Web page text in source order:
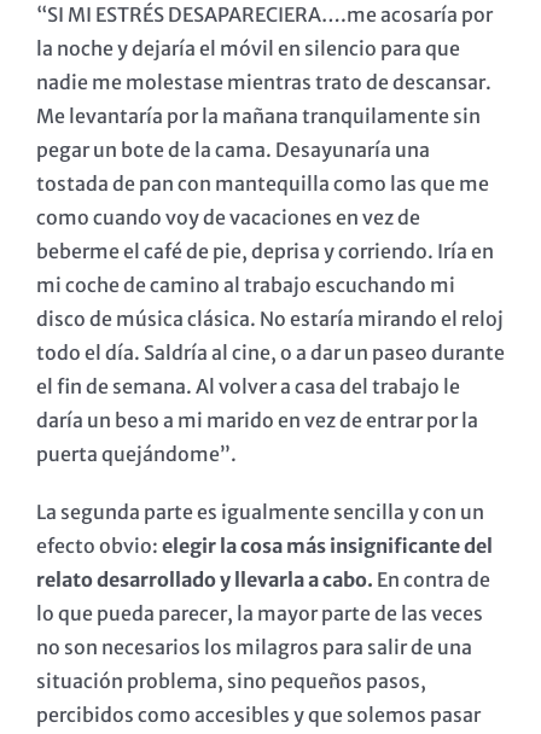
“SI MI ESTRÉS DESAPARECIERA….me acosaría por
la noche y dejaría el móvil en silencio para que
nadie me molestase mientras trato de descansar.
Me levantaría por la mañana tranquilamente sin
pegar un bote de la cama. Desayunaría una
tostada de pan con mantequilla como las que me
como cuando voy de vacaciones en vez de
beberme el café de pie, deprisa y corriendo. Iría en
mi coche de camino al trabajo escuchando mi
disco de música clásica. No estaría mirando el reloj
todo el día. Saldría al cine, o a dar un paseo durante
el fin de semana. Al volver a casa del trabajo le
daría un beso a mi marido en vez de entrar por la
puerta quejándome”.
La segunda parte es igualmente sencilla y con un
efecto obvio: elegir la cosa más insignificante del
relato desarrollado y llevarla a cabo. En contra de
lo que pueda parecer, la mayor parte de las veces
no son necesarios los milagros para salir de una
situación problema, sino pequeños pasos,
percibidos como accesibles y que solemos pasar